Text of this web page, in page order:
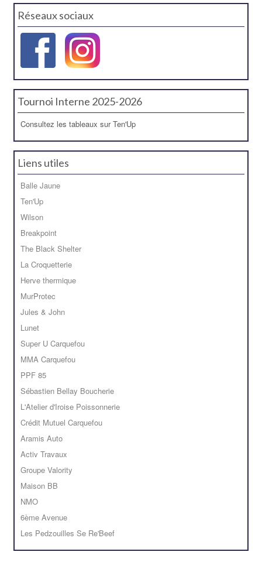
Réseaux sociaux
Tournoi Interne 2025-2026
Consultez les tableaux sur Ten'Up
Liens utiles
Balle Jaune
Ten'Up
Wilson
Breakpoint
The Black Shelter
La Croquetterie
Herve thermique
MurProtec
Jules & John
Lunet
Super U Carquefou
MMA Carquefou
PPF 85
Sébastien Bellay Boucherie
L'Atelier d'Iroise Poissonnerie
Crédit Mutuel Carquefou
Aramis Auto
Activ Travaux
Groupe Valority
Maison BB
NMO
6ème Avenue
Les Pedzouilles Se Re'Beef